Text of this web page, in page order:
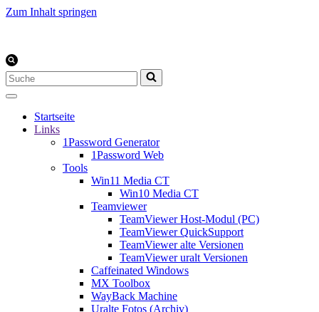
Zum Inhalt springen
Suchen
nach …
Startseite
Links
1Password Generator
1Password Web
Tools
Win11 Media CT
Win10 Media CT
Teamviewer
TeamViewer Host-Modul (PC)
TeamViewer QuickSupport
TeamViewer alte Versionen
TeamViewer uralt Versionen
Caffeinated Windows
MX Toolbox
WayBack Machine
Uralte Fotos (Archiv)